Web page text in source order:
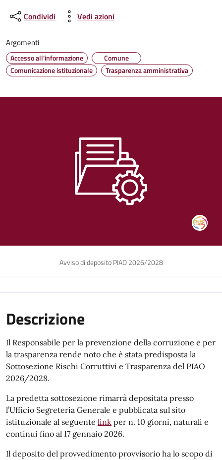
Condividi Vedi azioni
Argomenti
Accesso all'informazione
Comune
Comunicazione istituzionale
Trasparenza amministrativa
Avviso di deposito PIAO 2026/2028
Descrizione
Il Responsabile per la prevenzione della corruzione e per
la trasparenza rende noto che è stata predisposta la
Sottosezione Rischi Corruttivi e Trasparenza del PIAO
2026/2028.
La predetta sottosezione rimarrà depositata presso
l’Ufficio Segreteria Generale e pubblicata sul sito
istituzionale al seguente link per n. 10 giorni, naturali e
continui fino al 17 gennaio 2026.
Il deposito del provvedimento provvisorio ha lo scopo di